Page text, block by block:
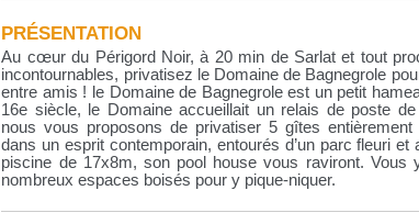
PRÉSENTATION
Au cœur du Périgord Noir, à 20 min de Sarlat et tout
incontournables, privatisez le Domaine de Bagnegrole
entre amis ! le Domaine de Bagnegrole est un petit
16e siècle, le Domaine accueillait un relais de poste de
nous vous proposons de privatiser 5 gîtes entièrement
dans un esprit contemporain, entourés d’un parc fleuri et
piscine de 17x8m, son pool house vous raviront. Vous
nombreux espaces boisés pour y pique-niquer.